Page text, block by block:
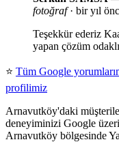
fotoğraf· bir yıl
Teşekkür ederiz
yapan çözüm
⭐ Tüm Google
profilimiz
Arnavutköy'daki
deneyiminizi Google
Arnavutköy bölgesinde